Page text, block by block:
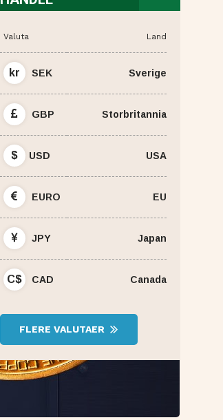
Valuta Land
kr SEK Sverige
GBP Storbritannia
$ USD USA
EURO EU
JPY Japan
C$ CAD Canada
FLERE VALUTAER